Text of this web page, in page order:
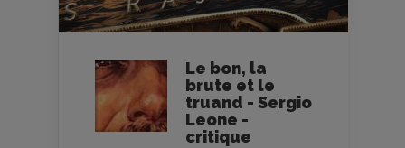
Le bon, la
brute et le
truand - Sergio
Leone -
critique